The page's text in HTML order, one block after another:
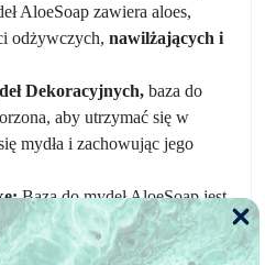
AloeSoap zawiera aloes,
odżywczych, nawilżających i
Dekoracyjnych, baza do
aby utrzymać się w
mydła i zachowując jego
Baza do mydeł AloeSoap jest
można ją pokolorować
za pomocą barwników